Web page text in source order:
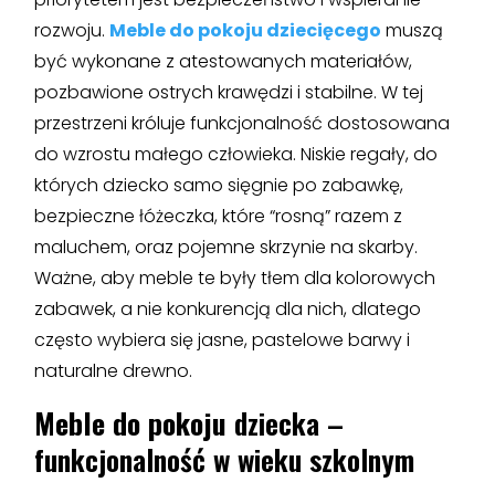
rozwoju. Meble do pokoju dziecięcego muszą
być wykonane z atestowanych materiałów,
pozbawione ostrych krawędzi i stabilne. W tej
przestrzeni króluje funkcjonalność dostosowana
do wzrostu małego człowieka. Niskie regały, do
których dziecko samo sięgnie po zabawkę,
bezpieczne łóżeczka, które “rosną” razem z
maluchem, oraz pojemne skrzynie na skarby.
Ważne, aby meble te były tłem dla kolorowych
zabawek, a nie konkurencją dla nich, dlatego
często wybiera się jasne, pastelowe barwy i
naturalne drewno.
Meble do pokoju dziecka –
funkcjonalność w wieku szkolnym